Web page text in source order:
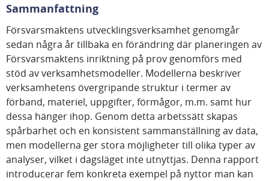
Sammanfattning
Försvarsmaktens utvecklingsverksamhet genomgår
sedan några år tillbaka en förändring där planeringen av
Försvarsmaktens inriktning på prov genomförs med
stöd av verksamhetsmodeller. Modellerna beskriver
verksamhetens övergripande struktur i termer av
förband, materiel, uppgifter, förmågor, m.m. samt hur
dessa hänger ihop. Genom detta arbetssätt skapas
spårbarhet och en konsistent sammanställning av data,
men modellerna ger stora möjligheter till olika typer av
analyser, vilket i dagsläget inte utnyttjas. Denna rapport
introducerar fem konkreta exempel på nyttor man kan